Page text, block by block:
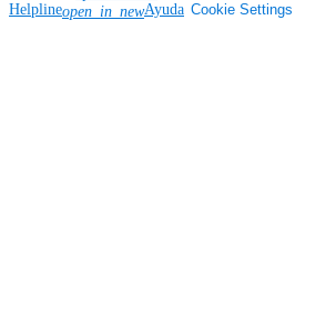
Helplineopen_in_newAyuda Cookie Settings